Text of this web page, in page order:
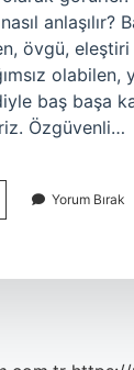
anlaşılır?
övgü, eleştiri
olabilen,
baş başa
Özgüvenli…
Yorum Bırak